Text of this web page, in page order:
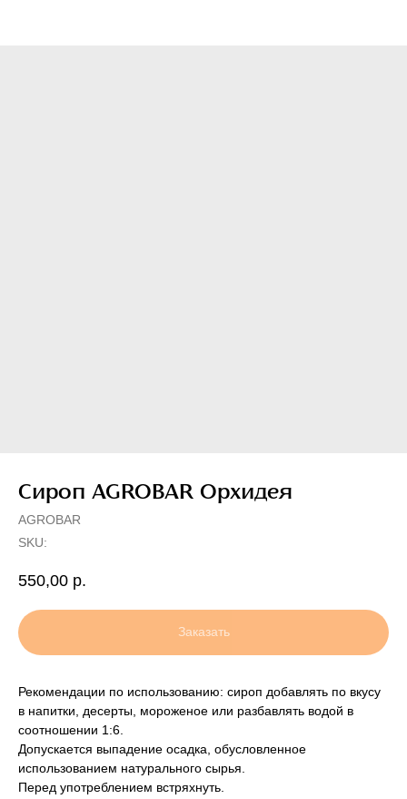
Сироп AGROBAR Орхидея
AGROBAR
SKU:
550,00 р.
Заказать
Рекомендации по использованию: сироп добавлять по вкусу
в напитки, десерты, мороженое или разбавлять водой в
соотношении 1:6.
Допускается выпадение осадка, обусловленное
использованием натурального сырья.
Перед употреблением встряхнуть.